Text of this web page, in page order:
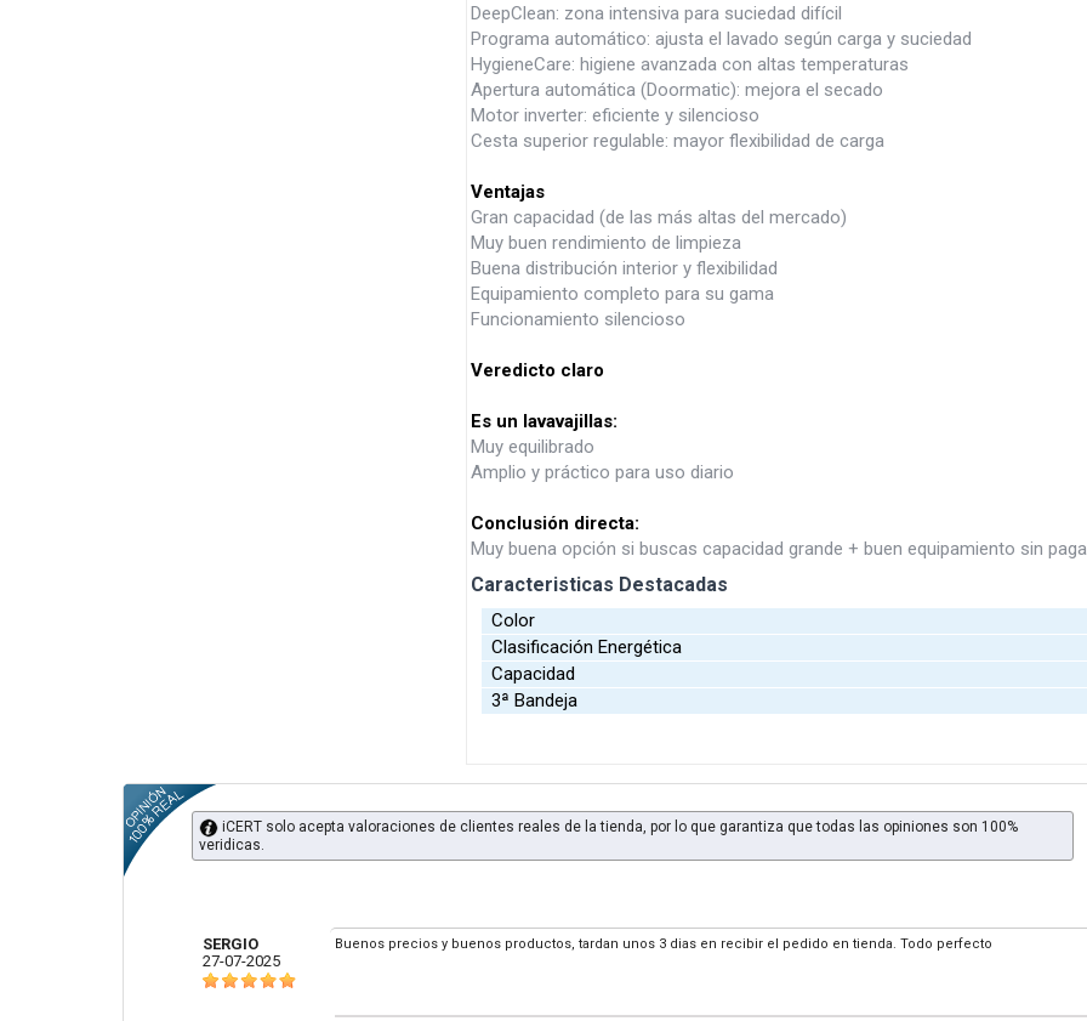
DeepClean: zona intensiva para suciedad difícil
Programa automático: ajusta el lavado según carga y suciedad
HygieneCare: higiene avanzada con altas temperaturas
Apertura automática (Doormatic): mejora el secado
Motor inverter: eficiente y silencioso
Cesta superior regulable: mayor flexibilidad de carga
Ventajas
Gran capacidad (de las más altas del mercado)
Muy buen rendimiento de limpieza
Buena distribución interior y flexibilidad
Equipamiento completo para su gama
Funcionamiento silencioso
Veredicto claro
Es un lavavajillas:
Muy equilibrado
Amplio y práctico para uso diario
Conclusión directa:
Muy buena opción si buscas capacidad grande + buen equipamiento sin
Caracteristicas Destacadas
Color
Clasificación Energética
Capacidad
3ª Bandeja
iCERT solo acepta valoraciones de clientes reales de la tienda, por lo que garantiza que todas las opiniones son 100%
veridicas.
SERGIO
27-07-2025
Buenos precios y buenos productos, tardan unos 3 dias en recibir el pedido en tienda. Todo perfecto